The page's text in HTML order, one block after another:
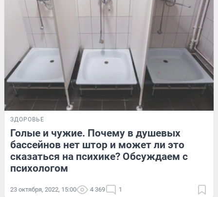
ЗДОРОВЬЕ
Голые и чужие. Почему в душевых
бассейнов нет штор и может ли это
сказаться на психике? Обсуждаем с
психологом
23 октября, 2022, 15:00 4 369 1